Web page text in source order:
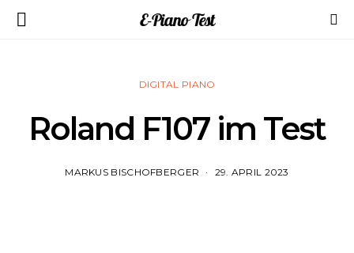
E-Piano Test
DIGITAL PIANO
Roland F107 im Test
MARKUS BISCHOFBERGER 29. APRIL 2023